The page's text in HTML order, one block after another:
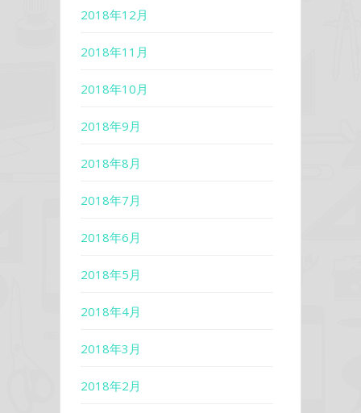
2018年12月
2018年11月
2018年10月
2018年9月
2018年8月
2018年7月
2018年6月
2018年5月
2018年4月
2018年3月
2018年2月